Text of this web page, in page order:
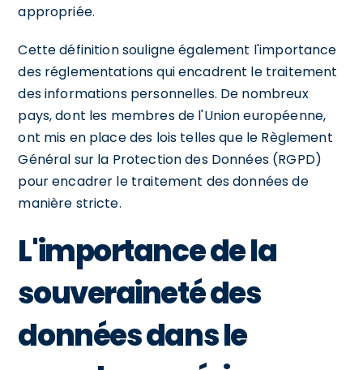
appropriée.
Cette définition souligne également l'importance
des réglementations qui encadrent le traitement
des informations personnelles. De nombreux
pays, dont les membres de l'Union européenne,
ont mis en place des lois telles que le Règlement
Général sur la Protection des Données (RGPD)
pour encadrer le traitement des données de
manière stricte.
L'importance de la
souveraineté des
données dans le